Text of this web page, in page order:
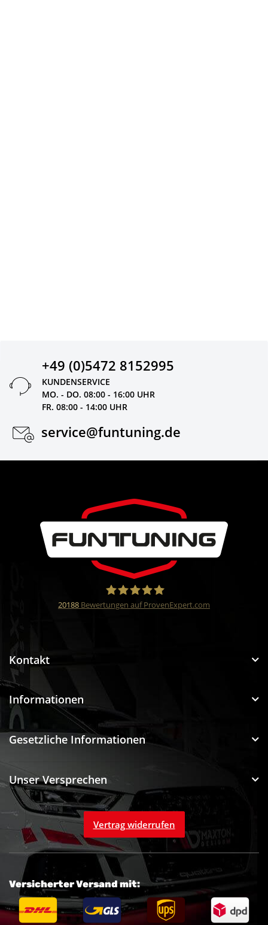
+49 (0)5472 8152995
KUNDENSERVICE
MO. - DO. 08:00 - 16:00 UHR
FR. 08:00 - 14:00 UHR
service@funtuning.de
20188 Bewertungen auf ProvenExpert.com
Kontakt
Informationen
Gesetzliche Informationen
Unser Versprechen
Vertrag widerrufen
Versicherter Versand mit: